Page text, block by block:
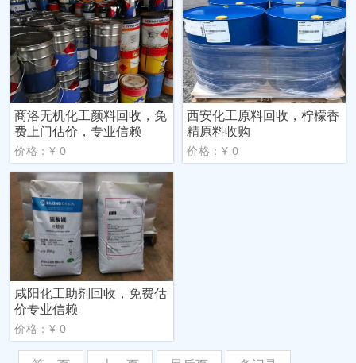
商洛无机化工颜料回收，免
费上门估价，专业信赖
价格：¥ 0
西安化工原料回收，柠檬香
精原料收购
价格：¥ 0
咸阳化工助剂回收，免费估
价专业信赖
价格：¥ 0